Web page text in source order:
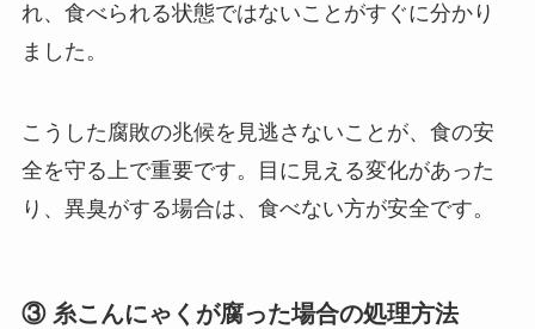
れ、食べられる状態ではないことがすぐに分かり
ました。
こうした腐敗の兆候を見逃さないことが、食の安
全を守る上で重要です。目に見える変化があった
り、異臭がする場合は、食べない方が安全です。
③ 糸こんにゃくが腐った場合の処理方法